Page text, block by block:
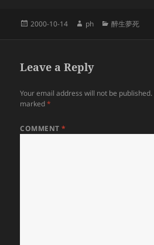
Posted
2000-10-14 Author
ph Categories
醉生夢死
Leave a Reply
Your email address will not be published.
marked*
COMMENT*